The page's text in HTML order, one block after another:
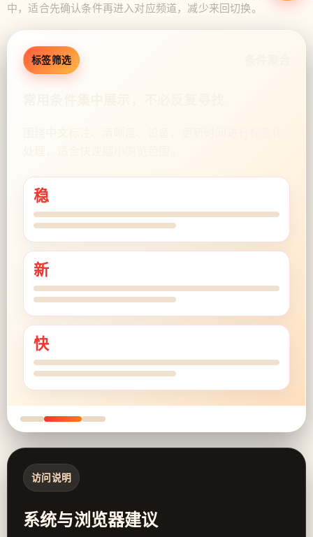
中，适合先确认条件再进入对应频道，减少来回切换。
标签筛选
稳
新
快
访问说明
系统与浏览器建议